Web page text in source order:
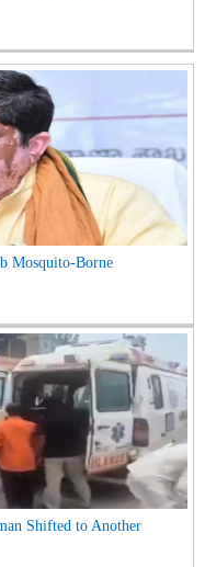
Mosquito-Borne
Shifted to Another